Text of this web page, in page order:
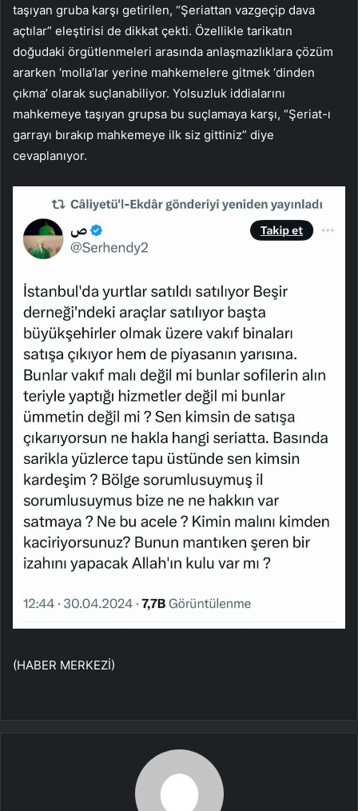
taşıyan gruba karşı getirilen, “Şeriattan vazgeçip dava
açtılar” eleştirisi de dikkat çekti. Özellikle tarikatın
doğudaki örgütlenmeleri arasında anlaşmazlıklara çözüm
ararken ‘molla’lar yerine mahkemelere gitmek ‘dinden
çıkma’ olarak suçlanabiliyor. Yolsuzluk iddialarını
mahkemeye taşıyan grupsa bu suçlamaya karşı, “Şeriat-ı
garrayı bırakıp mahkemeye ilk siz gittiniz” diye
cevaplanıyor.
(HABER MERKEZİ)